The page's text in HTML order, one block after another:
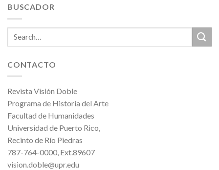
BUSCADOR
CONTACTO
Revista Visión Doble
Programa de Historia del Arte
Facultad de Humanidades
Universidad de Puerto Rico,
Recinto de Río Piedras
787-764-0000, Ext.89607
vision.doble@upr.edu